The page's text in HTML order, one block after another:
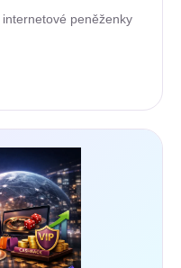
peněženky